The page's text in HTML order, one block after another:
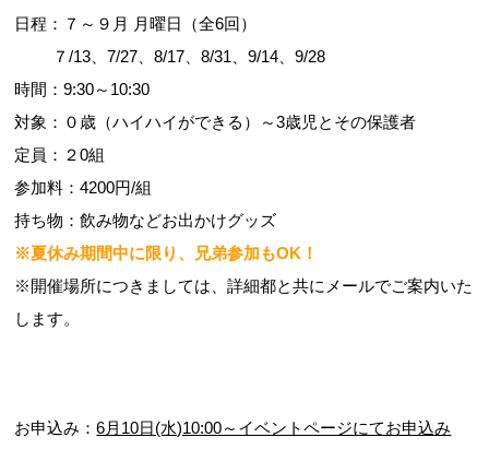
日程：７～９月 月曜日（全6回）
７/13、7/27、8/17、8/31、9/14、9/28
時間：9:30～10:30
対象：０歳（ハイハイができる）～3歳児とその保護者
定員：２0組
参加料：4200円/組
持ち物：飲み物などお出かけグッズ
※夏休み期間中に限り、兄弟参加もOK！
※開催場所につきましては、詳細都と共にメールでご案内いた
します。
お申込み：6月10日(水)10:00～イベントページにてお申込み